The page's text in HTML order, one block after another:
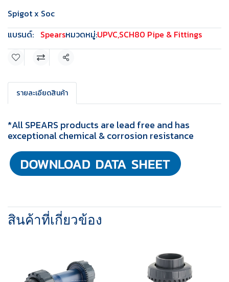
Spigot x Soc
แบรนด์: Spearsหมวดหมู่:UPVC,SCH80 Pipe & Fittings
แชร์
รายละเอียดสินค้า
*All SPEARS products are lead free and has
exceptional chemical & corrosion resistance
สินค้าที่เกี่ยวข้อง